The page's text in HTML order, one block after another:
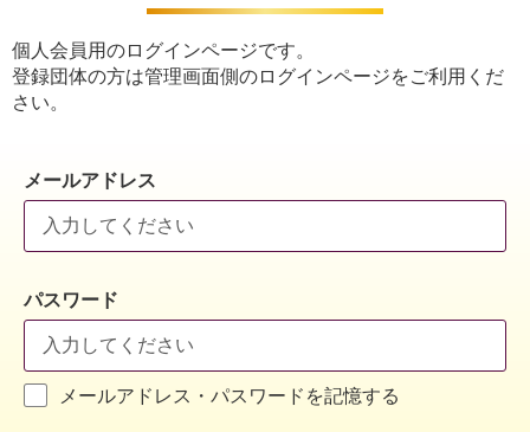
個人会員用のログインページです。
登録団体の方は管理画面側のログインページをご利用くだ
さい。
メールアドレス
パスワード
メールアドレス・パスワードを記憶する